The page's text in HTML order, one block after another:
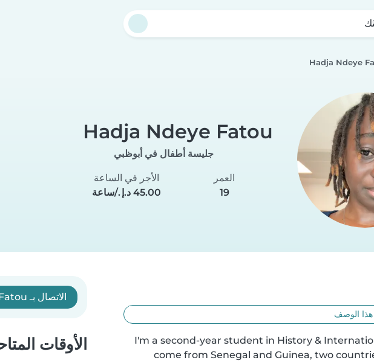
Hadja Ndeye
Hadja Ndeye Fatou
جليسة أطفال في أبوظبي
العمر
19
الأجر في الساعة
الوصف
I'm a second-year student in History &
come from Senegal and Guinea, two
الاتصال بـ Hadja Ndeye Fatou
الأوقات